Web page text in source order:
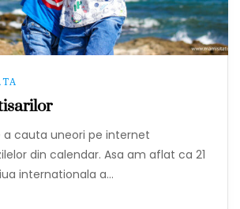
a cauta uneori pe internet
din calendar. Asa am aflat ca 21
internationala a…